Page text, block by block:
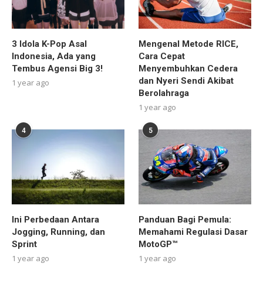
3 Idola K-Pop Asal
Indonesia, Ada yang
Tembus Agensi Big 3!
1 year ago
Mengenal Metode RICE,
Cara Cepat
Menyembuhkan Cedera
dan Nyeri Sendi Akibat
Berolahraga
1 year ago
4
Ini Perbedaan Antara
Jogging, Running, dan
Sprint
1 year ago
5
Panduan Bagi Pemula:
Memahami Regulasi Dasar
MotoGP™
1 year ago